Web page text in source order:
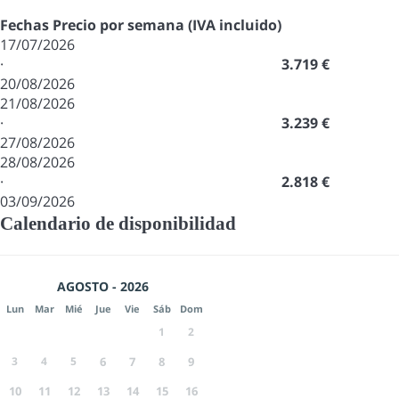
Fechas Precio por semana (IVA incluido)
17/07/2026
·
20/08/2026
3.719 €
21/08/2026
·
27/08/2026
3.239 €
28/08/2026
·
03/09/2026
2.818 €
Calendario de disponibilidad
AGOSTO - 2026
Lun Mar Mié Jue Vie Sáb Dom
1
2
3
4 5 6 7 8
9
10
11 12 13 14 15 16